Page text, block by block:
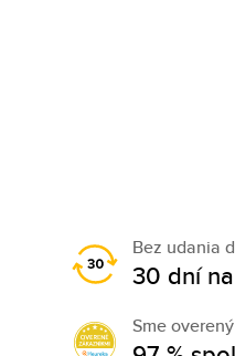
Bez udania
30 dní
Sme